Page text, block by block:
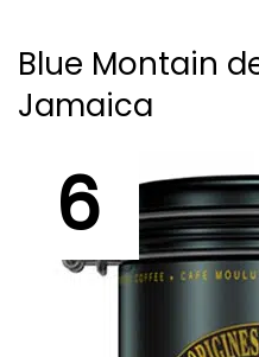
Blue Montain
Jamaica
6